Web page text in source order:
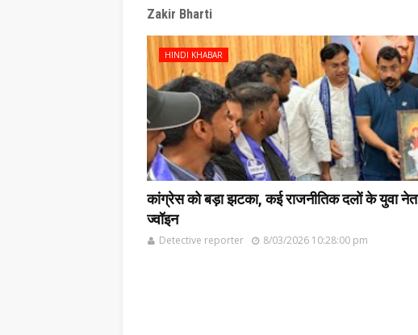
Zakir Bharti
HINDI KHABAR
कांग्रेस को बड़ा झटका, कई राजनीतिक दलों के युवा
ज्वॉइन
Detective reporter 8/03/2026 10:28:00 pm